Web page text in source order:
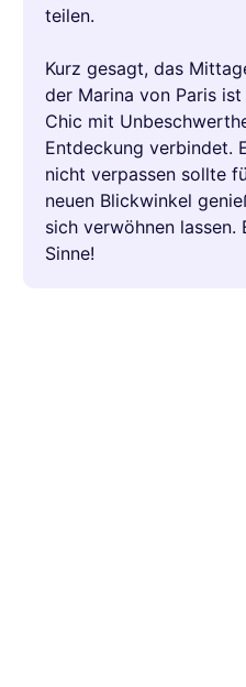
teilen.
Kurz gesagt, das
der Marina von Paris
Chic mit
Entdeckung verbindet.
nicht verpassen sollte
neuen Blickwinkel
sich verwöhnen lassen.
Sinne!